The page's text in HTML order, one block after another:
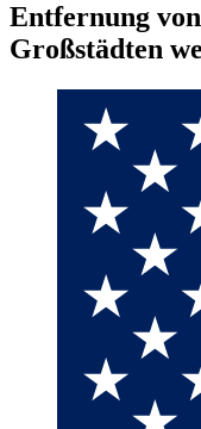
Entfernung
Großstädten